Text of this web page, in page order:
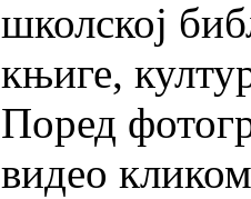
школској
књиге,
Поред
видео